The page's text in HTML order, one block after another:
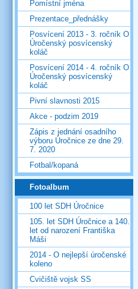
Pomístní jména
Prezentace_přednášky
Posvícení 2013 - 3. ročník O
Úročenský posvícenský
koláč
Posvícení 2014 - 4. ročník O
Úročenský posvícenský
koláč
Pivní slavnosti 2015
Akce - podzim 2019
Zápis z jednání osadního
výboru Úročnice ze dne 29.
7. 2020
Fotbal/kopaná
Fotoalbum
100 let SDH Úročnice
105. let SDH Úročnice a 140.
let od narození Františka
Máši
2014 - O nejlepší úročenské
koleno
Cvičiště vojsk SS